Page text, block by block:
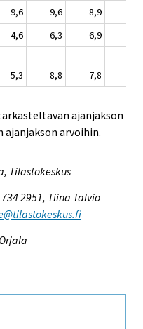
9,6 9,6
8,9
4,6 6,3
6,9
5,3 8,8 7,8
ajanjakson
ajanjakson arvoihin.
Tilastokeskus
2951, Tiina Talvio